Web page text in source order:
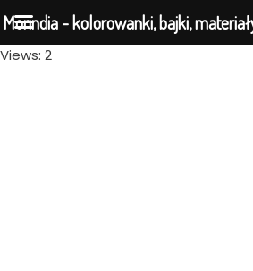
Views: 2
Morindia - kolorowanki, bajki,